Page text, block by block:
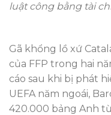
luật công bằng tài
Gã khổng lồ xứ
của FFP trong hai
cáo sau khi bị phát
UEFA năm ngoái,
420.000 bảng Anh